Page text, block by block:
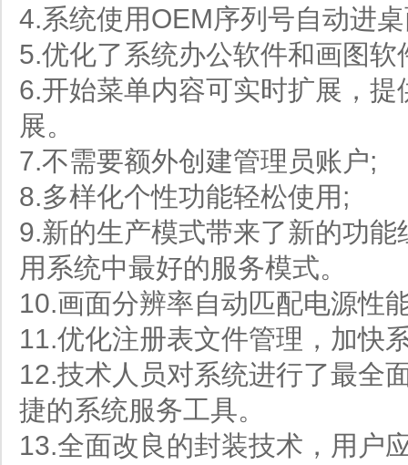
4.系统使用OEM序列号自动进
5.优化了系统办公软件和画图软
6.开始菜单内容可实时扩展，
展。
7.不需要额外创建管理员账户;
8.多样化个性功能轻松使用;
9.新的生产模式带来了新的功
用系统中最好的服务模式。
10.画面分辨率自动匹配电源性
11.优化注册表文件管理，加快
12.技术人员对系统进行了最全
捷的系统服务工具。
13.全面改良的封装技术，用户